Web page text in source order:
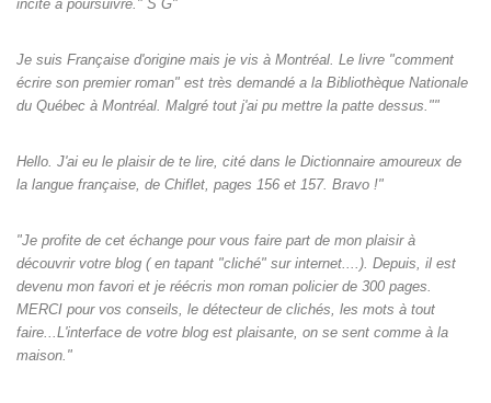
incité à poursuivre." S G"
Je suis Française d'origine mais je vis à Montréal. Le livre "comment
écrire son premier roman" est très demandé a la Bibliothèque Nationale
du Québec à Montréal. Malgré tout j'ai pu mettre la patte dessus.""
Hello. J'ai eu le plaisir de te lire, cité dans le Dictionnaire amoureux de
la langue française, de Chiflet, pages 156 et 157. Bravo !"
"Je profite de cet échange pour vous faire part de mon plaisir à
découvrir votre blog ( en tapant "cliché" sur internet....). Depuis, il est
devenu mon favori et je réécris mon roman policier de 300 pages.
MERCI pour vos conseils, le détecteur de clichés, les mots à tout
faire...L'interface de votre blog est plaisante, on se sent comme à la
maison."